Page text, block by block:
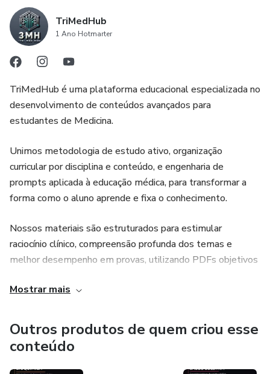
TriMedHub
1 Ano Hotmarter
TriMedHub é uma plataforma educacional especializada no
desenvolvimento de conteúdos avançados para
estudantes de Medicina.
Unimos metodologia de estudo ativo, organização
curricular por disciplina e conteúdo, e engenharia de
prompts aplicada à educação médica, para transformar a
forma como o aluno aprende e fixa o conhecimento.
Nossos materiais são estruturados para estimular
raciocínio clínico, compreensão profunda dos temas e
melhor desempenho em provas, utilizando PDFs objetivos
especificamente para potencializar o estudo com
Mostrar mais
Outros produtos de quem criou esse
conteúdo